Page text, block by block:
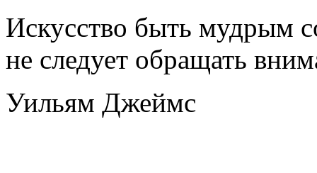
Искусство быть мудрым
не следует обращать
Уильям Джеймс